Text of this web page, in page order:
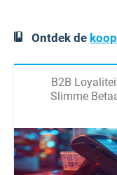
Ontdek de
B2B
Slimme